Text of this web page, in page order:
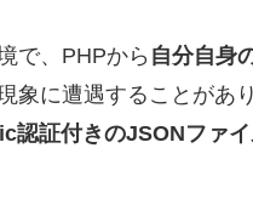
で、PHPから 自分自身
象に遭遇することがあ
認証付きのJSONファ